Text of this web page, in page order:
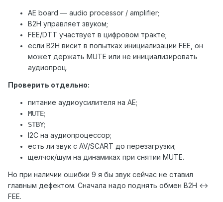
AE board — audio processor / amplifier;
B2H управляет звуком;
FEE/DTT участвует в цифровом тракте;
если B2H висит в попытках инициализации FEE, он
может держать MUTE или не инициализировать
аудиопроц.
Проверить отдельно:
питание аудиоусилителя на AE;
MUTE;
STBY;
I2C на аудиопроцессор;
есть ли звук с AV/SCART до перезагрузки;
щелчок/шум на динамиках при снятии MUTE.
Но при наличии ошибки 9 я бы звук сейчас не ставил
главным дефектом. Сначала надо поднять обмен B2H ↔
FEE.